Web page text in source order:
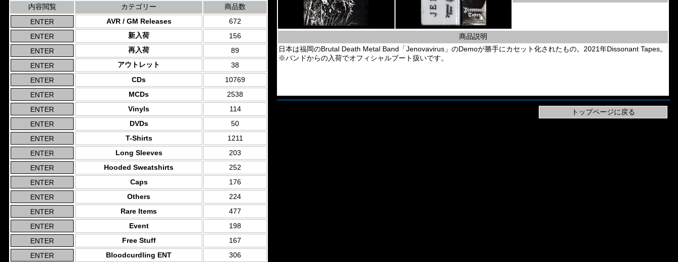
内容閲覧 カテゴリー
商品数
AVR / GM Releases
672
新入荷
156
再入荷
89
アウトレット
38
CDs
10769
MCDs
2538
Vinyls
114
DVDs
50
T-Shirts
1211
Long Sleeves
203
Hooded Sweatshirts
252
Caps
176
Others
224
Rare Items
477
Event
198
Free Stuff
167
Bloodcurdling ENT
306
商品説明
日本は福岡のBrutal Death Metal Band「Jenovavirus」のDemoが勝手にカセット化されたもの。2021年Dissonant Tapes。
※バンドからの入荷でオフィシャルブート扱いです。